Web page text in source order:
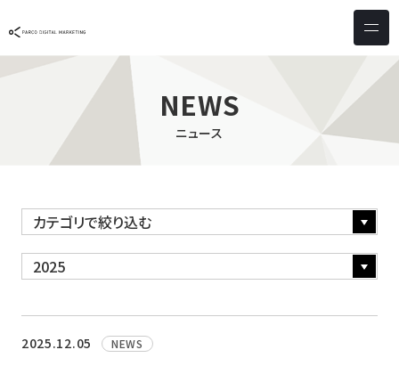
サービス & ソリューション
PICTONA
PDM XR
デジタルサイネージ
しふとん
ウェブアクセシビリティ
店頭
ショッピング
スキルアップ
お客様の声
NEWS
ニュース
2025.12.05 NEWS